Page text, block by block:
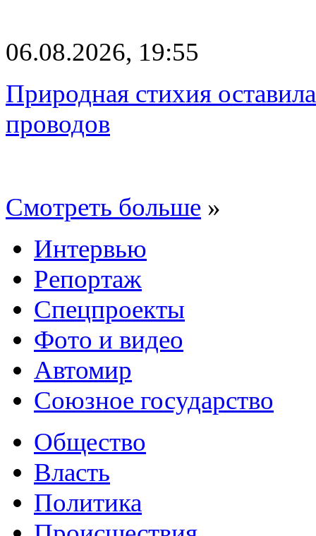
06.08.2026, 19:55
Природная стихия
проводов
Смотреть больше »
Интервью
Репортаж
Спецпроекты
Фото и видео
Автомир
Союзное государство
Общество
Власть
Политика